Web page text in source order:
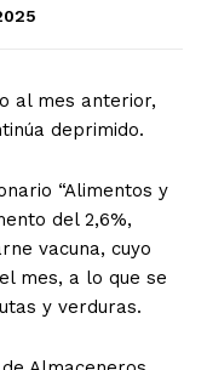
al mes anterior,
deprimido.
“Alimentos y
del 2,6%,
vacuna, cuyo
mes, a lo que se
y verduras.